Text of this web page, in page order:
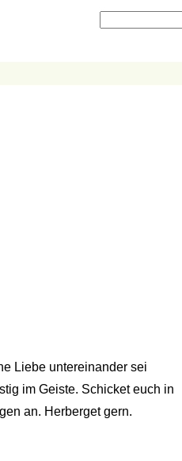
Liebe untereinander sei
im Geiste. Schicket euch in
an. Herberget gern.